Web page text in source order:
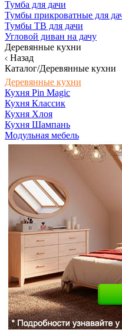
Тумба для дачи
Тумбы прикроватные для
Тумбы ТВ для дачи
Угловой диван на дачу
Деревянные кухни
Назад
Каталог/Деревянные кухни
Деревянные кухни
Кухня Pin Magic
Кухня Классик
Кухня Хлоя
Кухня Шампань
Модульная мебель